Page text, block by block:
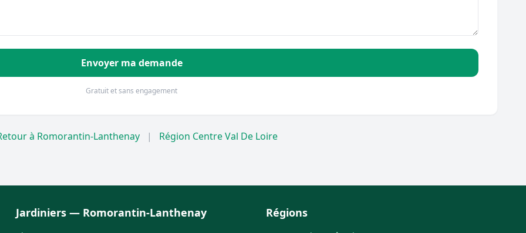
Envoyer ma demande
Gratuit et sans engagement
à Romorantin-Lanthenay | Région Centre Val De Loire
Jardiniers — Romorantin-Lanthenay Régions